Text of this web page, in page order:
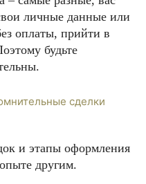
личные данные или
оплаты, прийти в
будьте
и этапы оформления
другим.